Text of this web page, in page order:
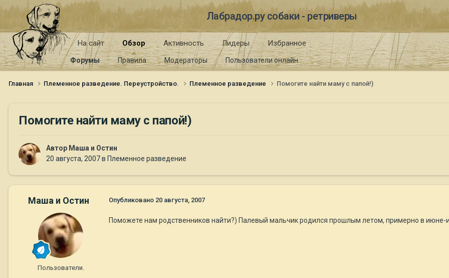
Лабрадор.ру собаки - ретриверы
На сайт Обзор
Форумы Правила Модераторы Пользователи онлайн
Активность Лидеры Избранное
Главная Племенное разведение. Переустройство. Племенное разведение Помогите найти маму с папой!)
Помогите найти маму с папой!)
Автор Маша и Остин
20 августа, 2007в Племенное разведение
Маша и Остин
Пользователи.
Опубликовано 20 августа, 2007
Поможете нам родственников найти?) Палевый мальчик родился прошлым летом, примерно в июне-